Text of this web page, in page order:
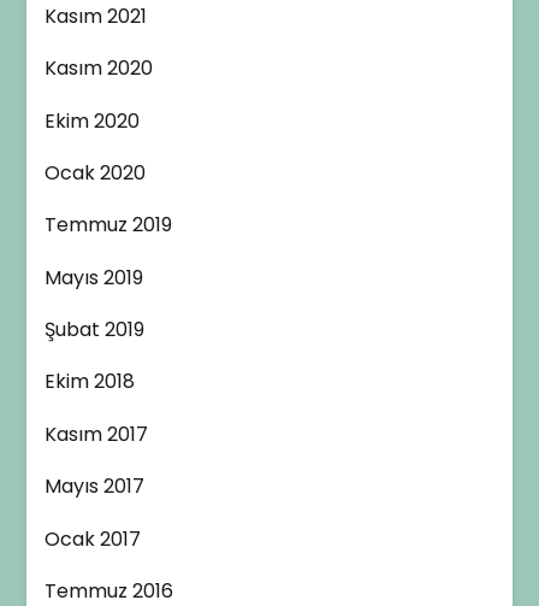
Kasım 2021
Kasım 2020
Ekim 2020
Ocak 2020
Temmuz 2019
Mayıs 2019
Şubat 2019
Ekim 2018
Kasım 2017
Mayıs 2017
Ocak 2017
Temmuz 2016